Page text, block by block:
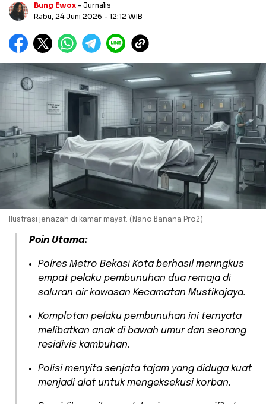
Bung Ewox - Jurnalis
Rabu, 24 Juni 2026 - 12:12 WIB
Ilustrasi jenazah di kamar mayat. (Nano Banana Pro2)
Poin Utama:
​Polres Metro Bekasi Kota berhasil meringkus
empat pelaku pembunuhan dua remaja di
saluran air kawasan Kecamatan Mustikajaya.
​Komplotan pelaku pembunuhan ini ternyata
melibatkan anak di bawah umur dan seorang
residivis kambuhan.
​Polisi menyita senjata tajam yang diduga kuat
menjadi alat untuk mengeksekusi korban.